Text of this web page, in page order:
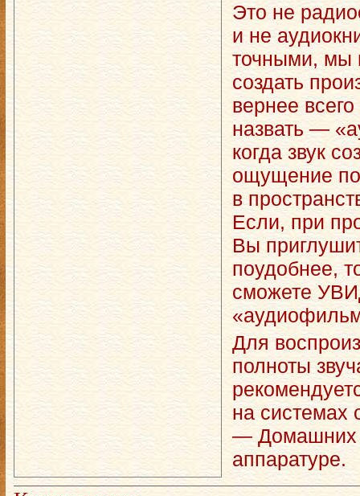
Это не
и не
точными, мы
создать
вернее
назвать —
когда звук
ощущение
в
Если, при
Вы
поудобнее,
сможете
Для
полноты
на системах
— Домашних
аппаратуре.